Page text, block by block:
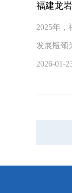
福建龙
2025年
发展瓶颈
2026-01-